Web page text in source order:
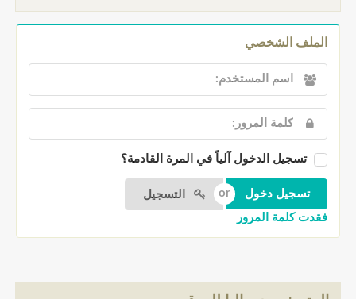
الملف الشخصي
تسجيل الدخول آلياً في المرة القادمة؟
التسجيل
فقدت كلمة المرور